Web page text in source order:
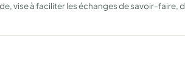
vise à faciliter les échanges de savoir-faire,